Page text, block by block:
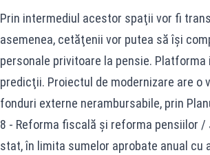
Prin intermediul acestor spaţii vor fi
asemenea, cetăţenii vor putea să îşi
personale privitoare la pensie.
predicţii. Proiectul de modernizare are o
fonduri externe nerambursabile, prin
8 - Reforma fiscală şi reforma pensiilor
stat, în limita sumelor aprobate anual